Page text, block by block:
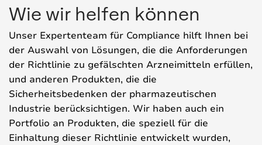
Wie wir helfen können
Unser Expertenteam für Compliance hilft Ihnen bei
der Auswahl von Lösungen, die die Anforderungen
der Richtlinie zu gefälschten Arzneimitteln erfüllen,
und anderen Produkten, die die
Sicherheitsbedenken der pharmazeutischen
Industrie berücksichtigen. Wir haben auch ein
Portfolio an Produkten, die speziell für die
Einhaltung dieser Richtlinie entwickelt wurden,